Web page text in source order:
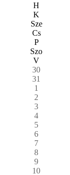
H
K
Sze
Cs
P
Szo
V
30
31
1
2
3
4
5
6
7
8
9
10